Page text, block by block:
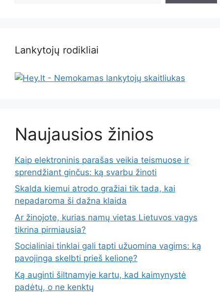
Lankytojų rodikliai
Naujausios žinios
Kaip elektroninis parašas veikia teismuose ir
sprendžiant ginčus: ką svarbu žinoti
Skalda kiemui atrodo gražiai tik tada, kai
nepadaroma ši dažna klaida
Ar žinojote, kurias namų vietas Lietuvos vagys
tikrina pirmiausia?
Socialiniai tinklai gali tapti užuomina vagims: ką
pavojinga skelbti prieš kelionę?
Ką auginti šiltnamyje kartu, kad kaimynystė
padėtų, o ne kenktų